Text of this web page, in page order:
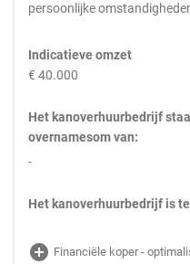
persoonlijke
Indicatieve omzet
€ 40.000
Het kanoverhuurbedrijf
overnamesom van:
-
Het kanoverhuurbedrijf is
add_circle Financiële koper -